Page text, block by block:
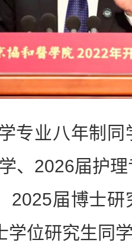
业八年制同
、2026届护
2025届博士
学位研究生同